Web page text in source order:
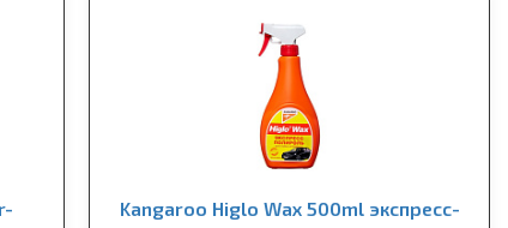
Kangaroo Higlo Wax 500ml экспресс-